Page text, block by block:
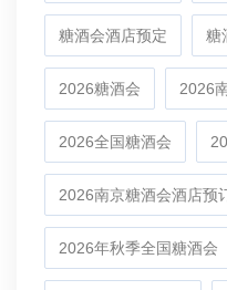
糖酒会酒店预定 糖
2026糖酒会 2026
2026全国糖酒会
2026南京糖酒会酒店预
2026年秋季全国糖酒会